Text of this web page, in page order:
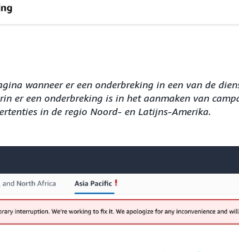
wanneer er een onderbreking in een van de
er een onderbreking is in het aanmaken van
in de regio Noord- en Latijns-Amerika.